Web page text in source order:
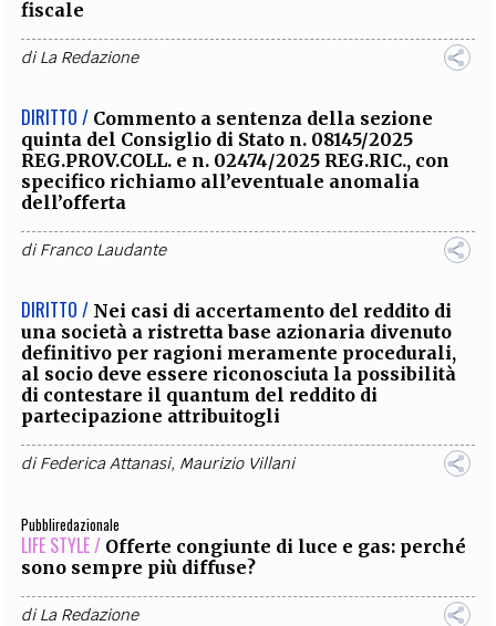
fiscale
diLa Redazione
DIRITTO / Commento a sentenza della sezione
quinta del Consiglio di Stato n. 08145/2025
REG.PROV.COLL. e n. 02474/2025 REG.RIC., con
specifico richiamo all’eventuale anomalia
dell’offerta
diFranco Laudante
DIRITTO / Nei casi di accertamento del reddito di
una società a ristretta base azionaria divenuto
definitivo per ragioni meramente procedurali,
al socio deve essere riconosciuta la possibilità
di contestare il quantum del reddito di
partecipazione attribuitogli
diFederica Attanasi, Maurizio Villani
Pubbliredazionale
LIFE STYLE / Offerte congiunte di luce e gas: perché
sono sempre più diffuse?
diLa Redazione